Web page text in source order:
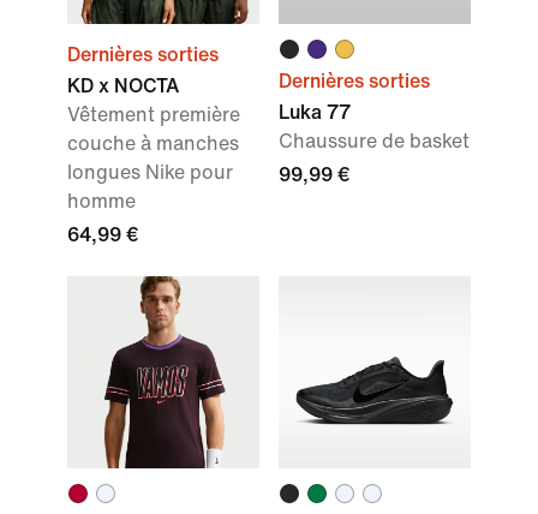
Dernières sorties
KD x NOCTA
Vêtement première
couche à manches
longues Nike pour
homme
64,99 €
Dernières sorties
Luka 77
Chaussure de basket
99,99 €